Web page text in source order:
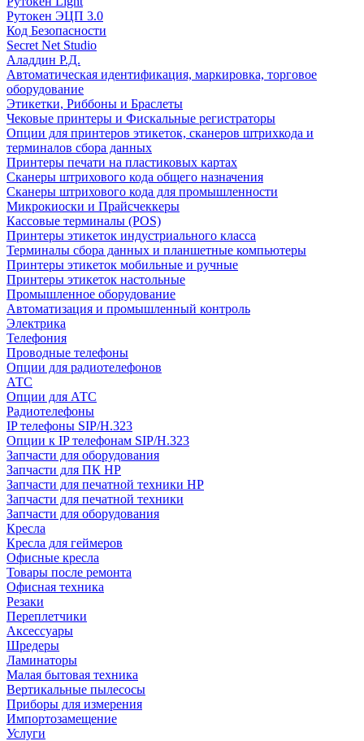
Рутокен ЭЦП 3.0
Код Безопасности
Secret Net Studio
Аладдин Р.Д.
Автоматическая идентификация, маркировка, торговое
оборудование
Этикетки, Риббоны и Браслеты
Чековые принтеры и Фискальные регистраторы
Опции для принтеров этикеток, сканеров штрихкода и
терминалов сбора данных
Принтеры печати на пластиковых картах
Сканеры штрихового кода общего назначения
Сканеры штрихового кода для промышленности
Микрокиоски и Прайсчеккеры
Кассовые терминалы (POS)
Принтеры этикеток индустриального класса
Терминалы сбора данных и планшетные компьютеры
Принтеры этикеток мобильные и ручные
Принтеры этикеток настольные
Промышленное оборудование
Автоматизация и промышленный контроль
Электрика
Телефония
Проводные телефоны
Опции для радиотелефонов
АТС
Опции для АТС
Радиотелефоны
IP телефоны SIP/H.323
Опции к IP телефонам SIP/H.323
Запчасти для оборудования
Запчасти для ПК HP
Запчасти для печатной техники HP
Запчасти для печатной техники
Запчасти для оборудования
Кресла
Кресла для геймеров
Офисные кресла
Товары после ремонта
Офисная техника
Резаки
Переплетчики
Аксессуары
Шредеры
Ламинаторы
Малая бытовая техника
Вертикальные пылесосы
Приборы для измерения
Импортозамещение
Услуги